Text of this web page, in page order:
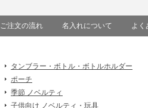
ご注文の流れ 名入れについて よく
タンブラー・ボトル・ボトルホルダー
ポーチ
季節 ノベルティ
子供向け ノベルティ・玩具